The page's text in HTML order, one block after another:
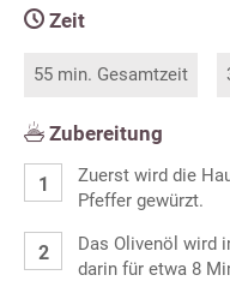
Zeit
55 min. Gesamtzeit
Zubereitung
Zuerst wird die
Pfeffer gewürzt.
Das Olivenöl wird
darin für etwa 8